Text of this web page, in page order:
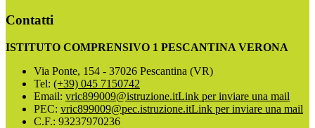
Contatti
ISTITUTO COMPRENSIVO 1 PESCANTINA VERONA
Via Ponte, 154 - 37026 Pescantina (VR)
Tel: (+39) 045 7150742
Email: vric899009@istruzione.itLink per inviare una mail
PEC: vric899009@pec.istruzione.itLink per inviare una mail
C.F.: 93237970236